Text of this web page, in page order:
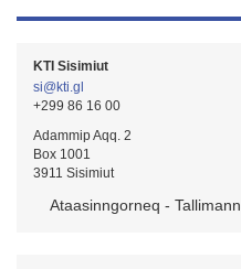
KTI Sisimiut
si@kti.gl
+299 86 16 00
Adammip Aqq. 2
Box 1001
3911 Sisimiut
Ataasinngorneq -